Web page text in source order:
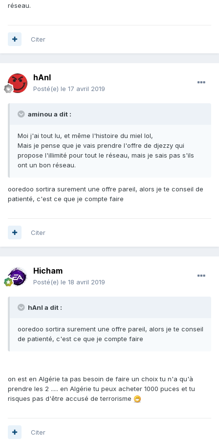
réseau.
Citer
hAnI
Posté(e) le 17 avril 2019
aminou a dit :
Moi j'ai tout lu, et même l'histoire du miel lol,
Mais je pense que je vais prendre l'offre de djezzy qui
propose l'illimité pour tout le réseau, mais je sais pas s'ils
ont un bon réseau.
ooredoo sortira surement une offre pareil, alors je te conseil de
patienté, c'est ce que je compte faire
Citer
Hicham
Posté(e) le 18 avril 2019
hAnI a dit :
ooredoo sortira surement une offre pareil, alors je te conseil
de patienté, c'est ce que je compte faire
on est en Algérie ta pas besoin de faire un choix tu n'a qu'à
prendre les 2 ..... en Algérie tu peux acheter 1000 puces et tu
risques pas d'être accusé de terrorisme
Citer